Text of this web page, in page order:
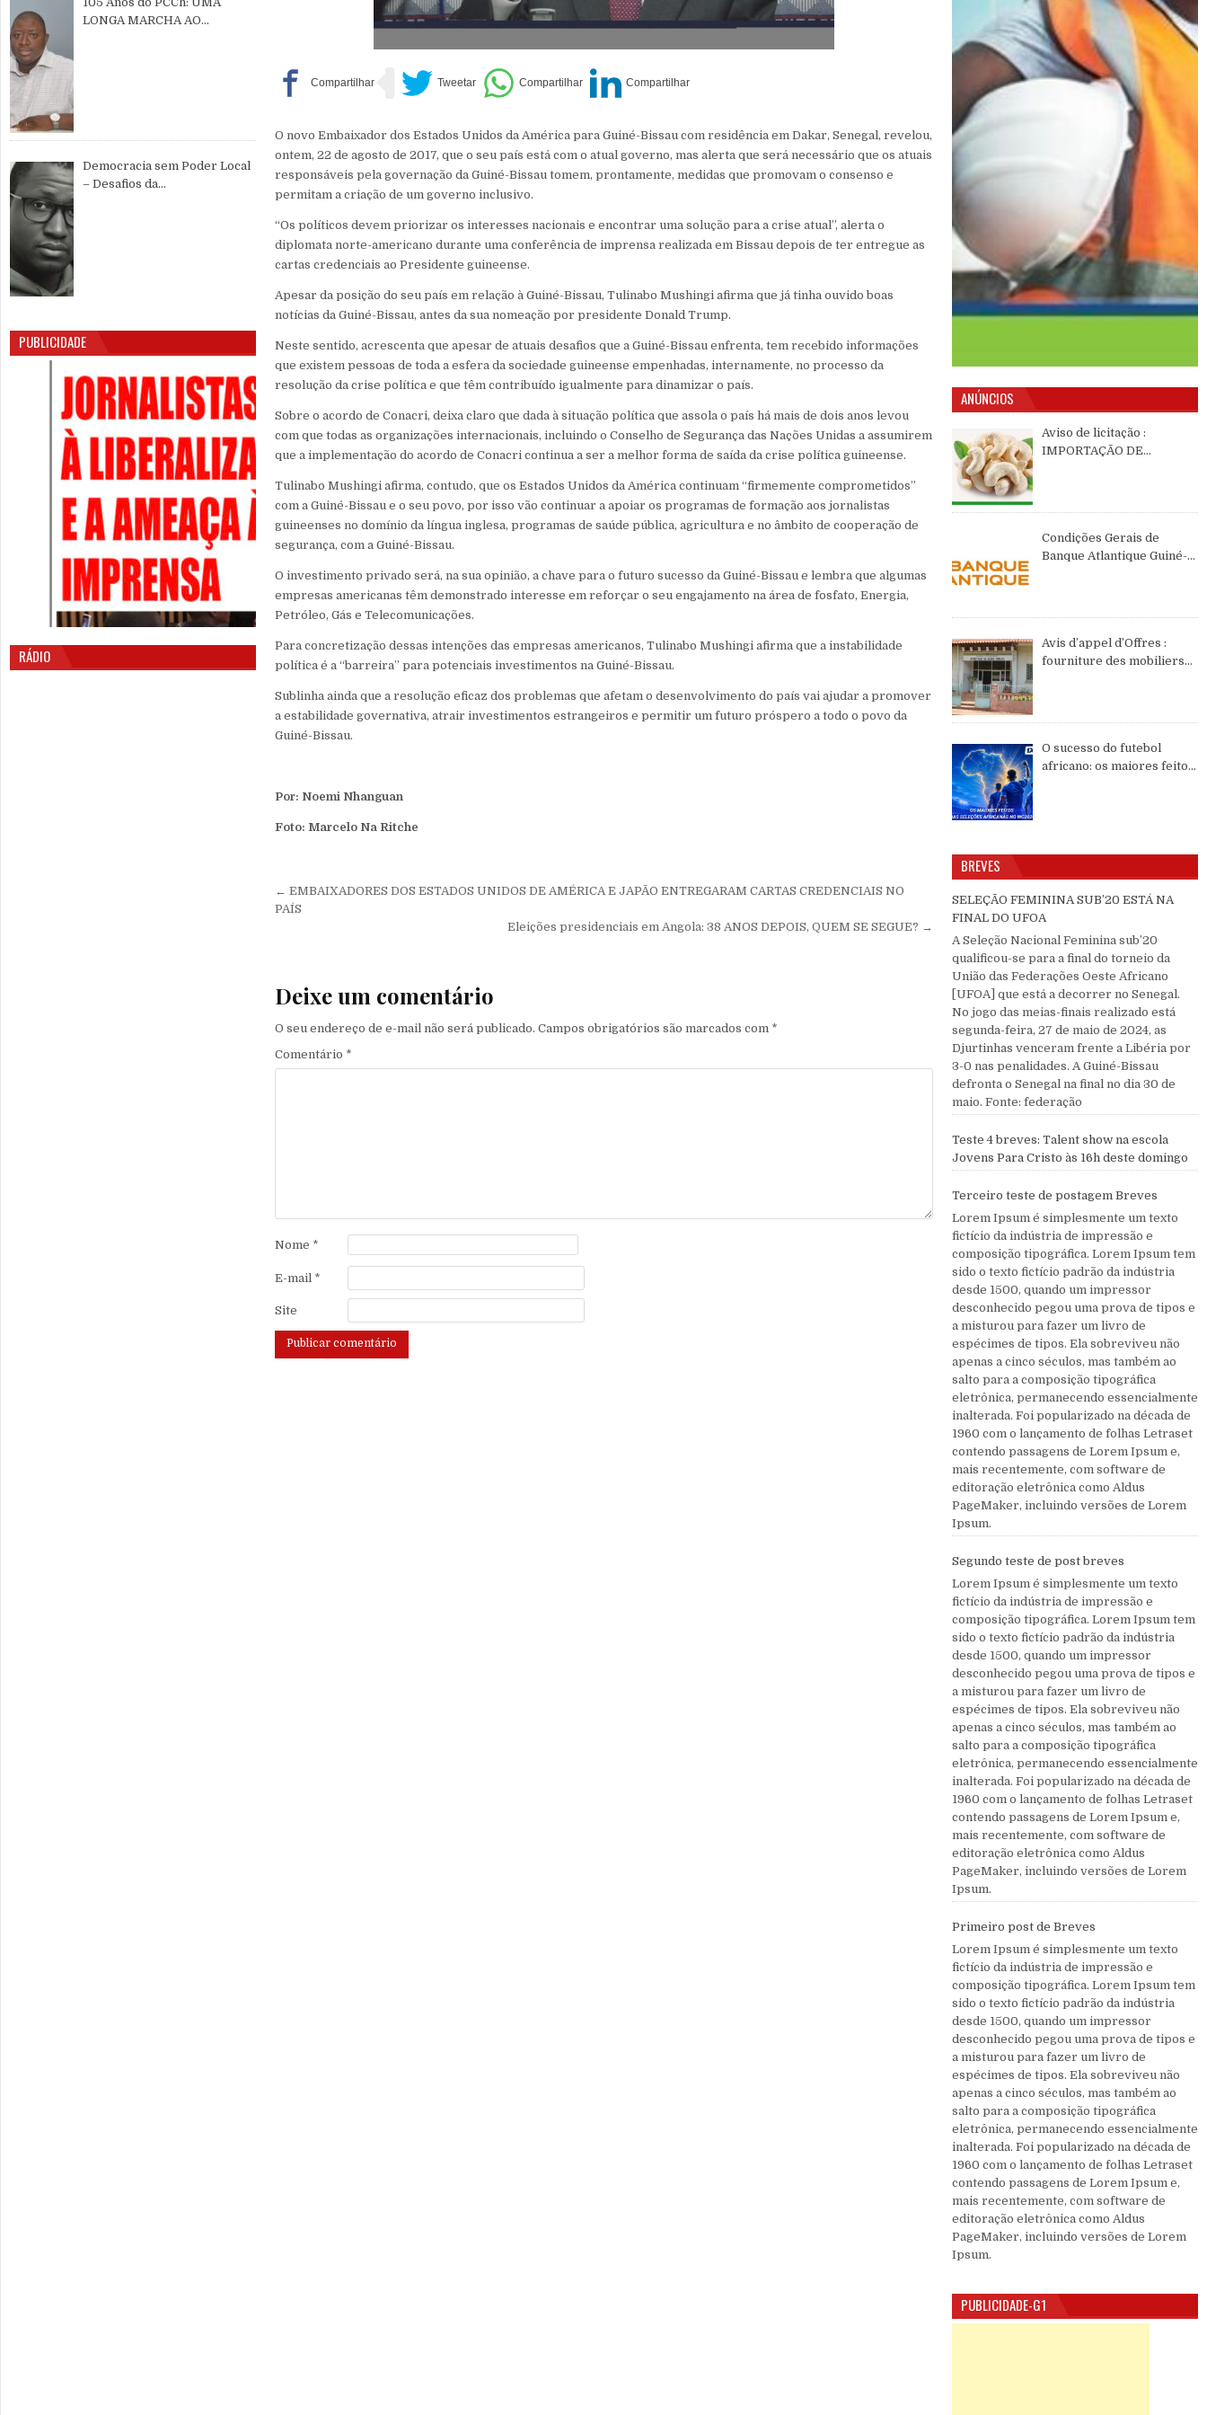
O novo Embaixador dos Estados Unidos da América para Guiné-Bissau com residência em Dakar, Senegal, revelou,
ontem, 22 de agosto de 2017, que o seu país está com o atual governo, mas alerta que será necessário que os atuais
responsáveis pela governação da Guiné-Bissau tomem, prontamente, medidas que promovam o consenso e
permitam a criação de um governo inclusivo.
“Os políticos devem priorizar os interesses nacionais e encontrar uma solução para a crise atual”, alerta o
diplomata norte-americano durante uma conferência de imprensa realizada em Bissau depois de ter entregue as
cartas credenciais ao Presidente guineense.
Apesar da posição do seu país em relação à Guiné-Bissau, Tulinabo Mushingi afirma que já tinha ouvido boas
notícias da Guiné-Bissau, antes da sua nomeação por presidente Donald Trump.
Neste sentido, acrescenta que apesar de atuais desafios que a Guiné-Bissau enfrenta, tem recebido informações
que existem pessoas de toda a esfera da sociedade guineense empenhadas, internamente, no processo da
resolução da crise política e que têm contribuído igualmente para dinamizar o país.
Sobre o acordo de Conacri, deixa claro que dada à situação política que assola o país há mais de dois anos levou
com que todas as organizações internacionais, incluindo o Conselho de Segurança das Nações Unidas a assumirem
que a implementação do acordo de Conacri continua a ser a melhor forma de saída da crise política guineense.
Tulinabo Mushingi afirma, contudo, que os Estados Unidos da América continuam “firmemente comprometidos”
com a Guiné-Bissau e o seu povo, por isso vão continuar a apoiar os programas de formação aos jornalistas
guineenses no domínio da língua inglesa, programas de saúde pública, agricultura e no âmbito de cooperação de
segurança, com a Guiné-Bissau.
O investimento privado será, na sua opinião, a chave para o futuro sucesso da Guiné-Bissau e lembra que algumas
empresas americanas têm demonstrado interesse em reforçar o seu engajamento na área de fosfato, Energia,
Petróleo, Gás e Telecomunicações.
Para concretização dessas intenções das empresas americanos, Tulinabo Mushingi afirma que a instabilidade
política é a “barreira” para potenciais investimentos na Guiné-Bissau.
Sublinha ainda que a resolução eficaz dos problemas que afetam o desenvolvimento do país vai ajudar a promover
a estabilidade governativa, atrair investimentos estrangeiros e permitir um futuro próspero a todo o povo da
Guiné-Bissau.
Por: Noemi Nhanguan
Foto: Marcelo Na Ritche
Navegação de Post
← EMBAIXADORES DOS ESTADOS UNIDOS DE AMÉRICA E JAPÃO ENTREGARAM CARTAS CREDENCIAIS NO
PAÍS
Eleições presidenciais em Angola: 38 ANOS DEPOIS, QUEM SE SEGUE? →
Deixe um comentário
O seu endereço de e-mail não será publicado. Campos obrigatórios são marcados com *
Comentário *
Nome *
E-mail *
Site
LONGA MARCHA AO
Democracia sem Poder Local
– Desafios da
PUBLICIDADE
RÁDIO
ANÚNCIOS
Aviso de licitação :
IMPORTAÇÃO DE
Condições Gerais de
Banque Atlantique Guiné-
Avis d’appel d’Offres :
fourniture des mobiliers
O sucesso do futebol
africano: os maiores feitos
BREVES
SELEÇÃO FEMININA SUB’20 ESTÁ NA
FINAL DO UFOA
A Seleção Nacional Feminina sub’20
qualificou-se para a final do torneio da
União das Federações Oeste Africano
[UFOA] que está a decorrer no Senegal.
No jogo das meias-finais realizado está
segunda-feira, 27 de maio de 2024, as
Djurtinhas venceram frente a Libéria por
3-0 nas penalidades. A Guiné-Bissau
defronta o Senegal na final no dia 30 de
maio. Fonte: federação
Teste 4 breves: Talent show na escola
Jovens Para Cristo às 16h deste domingo
Terceiro teste de postagem Breves
Lorem Ipsum é simplesmente um texto
fictício da indústria de impressão e
composição tipográfica. Lorem Ipsum tem
sido o texto fictício padrão da indústria
desde 1500, quando um impressor
desconhecido pegou uma prova de tipos e
a misturou para fazer um livro de
espécimes de tipos. Ela sobreviveu não
apenas a cinco séculos, mas também ao
salto para a composição tipográfica
eletrônica, permanecendo essencialmente
inalterada. Foi popularizado na década de
1960 com o lançamento de folhas Letraset
contendo passagens de Lorem Ipsum e,
mais recentemente, com software de
editoração eletrônica como Aldus
PageMaker, incluindo versões de Lorem
Ipsum.
Segundo teste de post breves
Lorem Ipsum é simplesmente um texto
fictício da indústria de impressão e
composição tipográfica. Lorem Ipsum tem
sido o texto fictício padrão da indústria
desde 1500, quando um impressor
desconhecido pegou uma prova de tipos e
a misturou para fazer um livro de
espécimes de tipos. Ela sobreviveu não
apenas a cinco séculos, mas também ao
salto para a composição tipográfica
eletrônica, permanecendo essencialmente
inalterada. Foi popularizado na década de
1960 com o lançamento de folhas Letraset
contendo passagens de Lorem Ipsum e,
mais recentemente, com software de
editoração eletrônica como Aldus
PageMaker, incluindo versões de Lorem
Ipsum.
Primeiro post de Breves
Lorem Ipsum é simplesmente um texto
fictício da indústria de impressão e
composição tipográfica. Lorem Ipsum tem
sido o texto fictício padrão da indústria
desde 1500, quando um impressor
desconhecido pegou uma prova de tipos e
a misturou para fazer um livro de
espécimes de tipos. Ela sobreviveu não
apenas a cinco séculos, mas também ao
salto para a composição tipográfica
eletrônica, permanecendo essencialmente
inalterada. Foi popularizado na década de
1960 com o lançamento de folhas Letraset
contendo passagens de Lorem Ipsum e,
mais recentemente, com software de
editoração eletrônica como Aldus
PageMaker, incluindo versões de Lorem
Ipsum.
PUBLICIDADE-G1